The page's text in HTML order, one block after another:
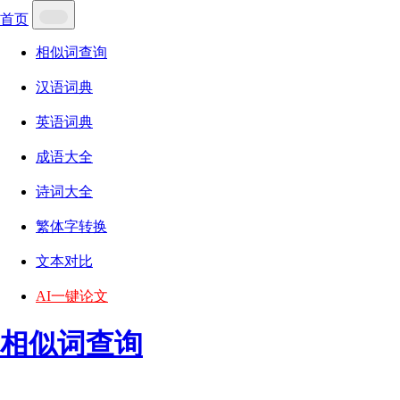
首页
相似词查询
汉语词典
英语词典
成语大全
诗词大全
繁体字转换
文本对比
AI一键论文
相似词查询